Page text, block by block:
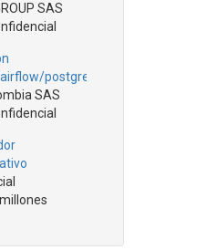
SAS
postgresql…
SAS